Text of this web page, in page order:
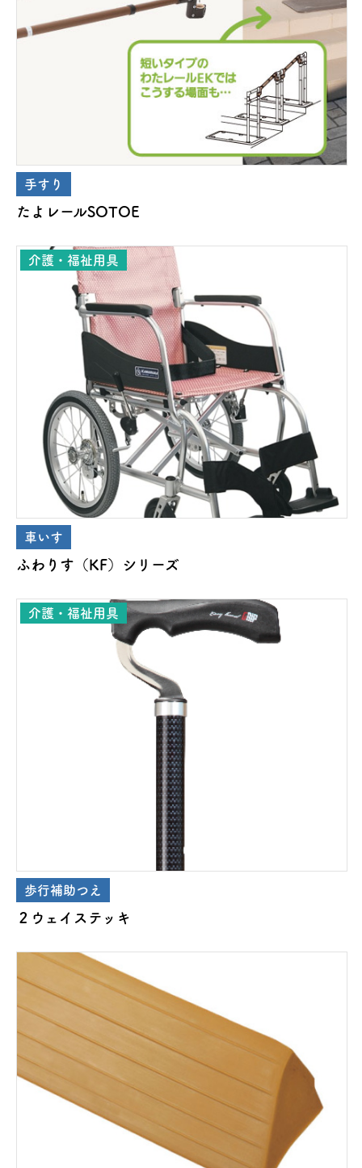
手すり
たよレールSOTOE
介護・福祉用具
車いす
ふわりす（KF）シリーズ
介護・福祉用具
歩行補助つえ
２ウェイステッキ